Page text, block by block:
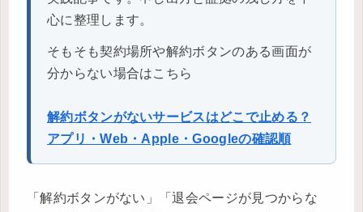
心に整理します。
そもそも契約場所や解約ボタンのある画面が
分からない場合はこちら
解約ボタンがないサービスはどこで止める？
アプリ・Web・Apple・Googleの確認順
「解約ボタンがない」「退会ページが見つからな